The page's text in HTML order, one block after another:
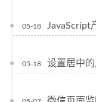
05-18 JavaScript
05-18 设置居中